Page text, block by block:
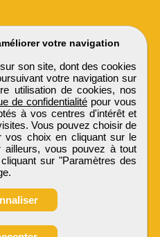
ses
votre navigation
son site, dont des cookies
votre navigation sur
utilisation de cookies, nos
de confidentialité pour vous
à vos centres d'intérêt et
Vous pouvez choisir de
vos choix en cliquant sur le
ailleurs, vous pouvez à tout
sur "Paramètres des